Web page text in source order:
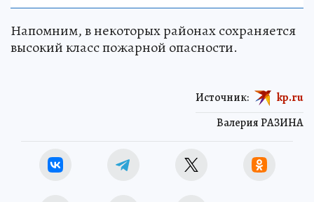
Напомним, в некоторых районах сохраняется
высокий класс пожарной опасности.
Валерия РАЗИНА
Источник: kp.ru